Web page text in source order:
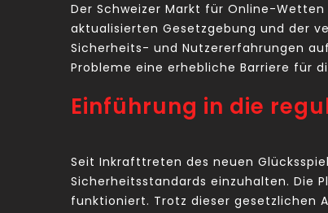
Der Schweizer Markt für Online-
aktualisierten Gesetzgebung und der
Sicherheits- und Nutzererfahrungen
Probleme eine erhebliche Barriere für
Einführung in die
Seit Inkrafttreten des neuen
Sicherheitsstandards einzuhalten. Die
funktioniert. Trotz dieser gesetzlichen